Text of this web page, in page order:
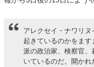
アレクセイ・ナワリ
起きているのかをま
派の政治家、検察官
いているのだ。開か